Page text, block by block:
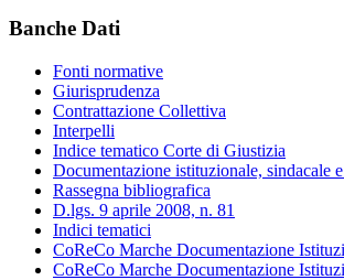
Banche Dati
Fonti normative
Giurisprudenza
Contrattazione Collettiva
Interpelli
Indice tematico Corte di Giustizia
Documentazione istituzionale, sindacale
Rassegna bibliografica
D.lgs. 9 aprile 2008, n. 81
Indici tematici
CoReCo Marche Documentazione
CoReCo Marche Documentazione